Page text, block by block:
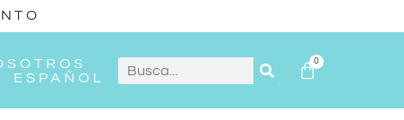
ESPAÑOL
0